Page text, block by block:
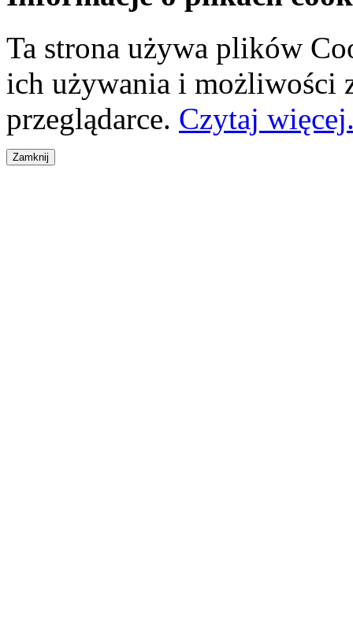
Ta strona używa plików
ich używania i możliwości
przeglądarce. Czytaj